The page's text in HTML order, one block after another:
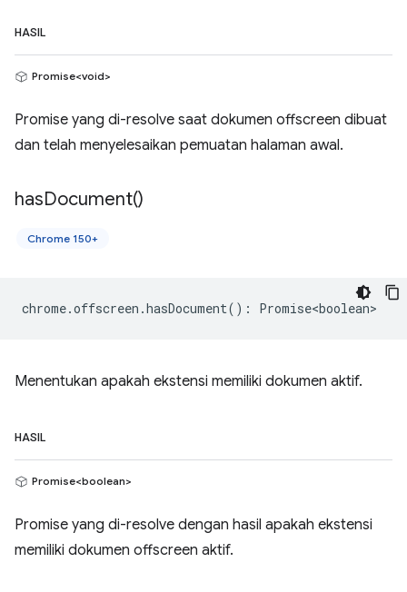
HASIL
Promise<void>
Promise yang di-resolve saat dokumen offscreen dibuat
dan telah menyelesaikan pemuatan halaman awal.
hasDocument()
Chrome 150+
chrome.offscreen .hasDocument() : Promise<boolean>
Menentukan apakah ekstensi memiliki dokumen aktif.
HASIL
Promise<boolean>
Promise yang di-resolve dengan hasil apakah ekstensi
memiliki dokumen offscreen aktif.